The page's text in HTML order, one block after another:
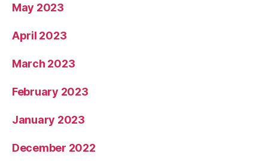
May 2023
April 2023
March 2023
February 2023
January 2023
December 2022